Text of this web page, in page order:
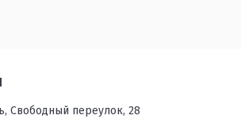
Свободный переулок, 28